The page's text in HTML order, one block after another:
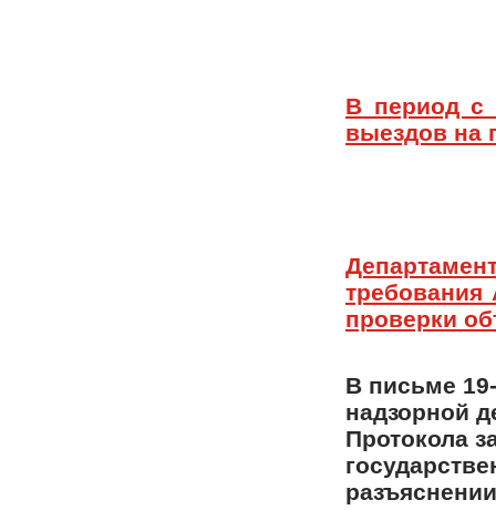
В период с
выездов на
требования
проверки
В письме
надзорной
Протокола